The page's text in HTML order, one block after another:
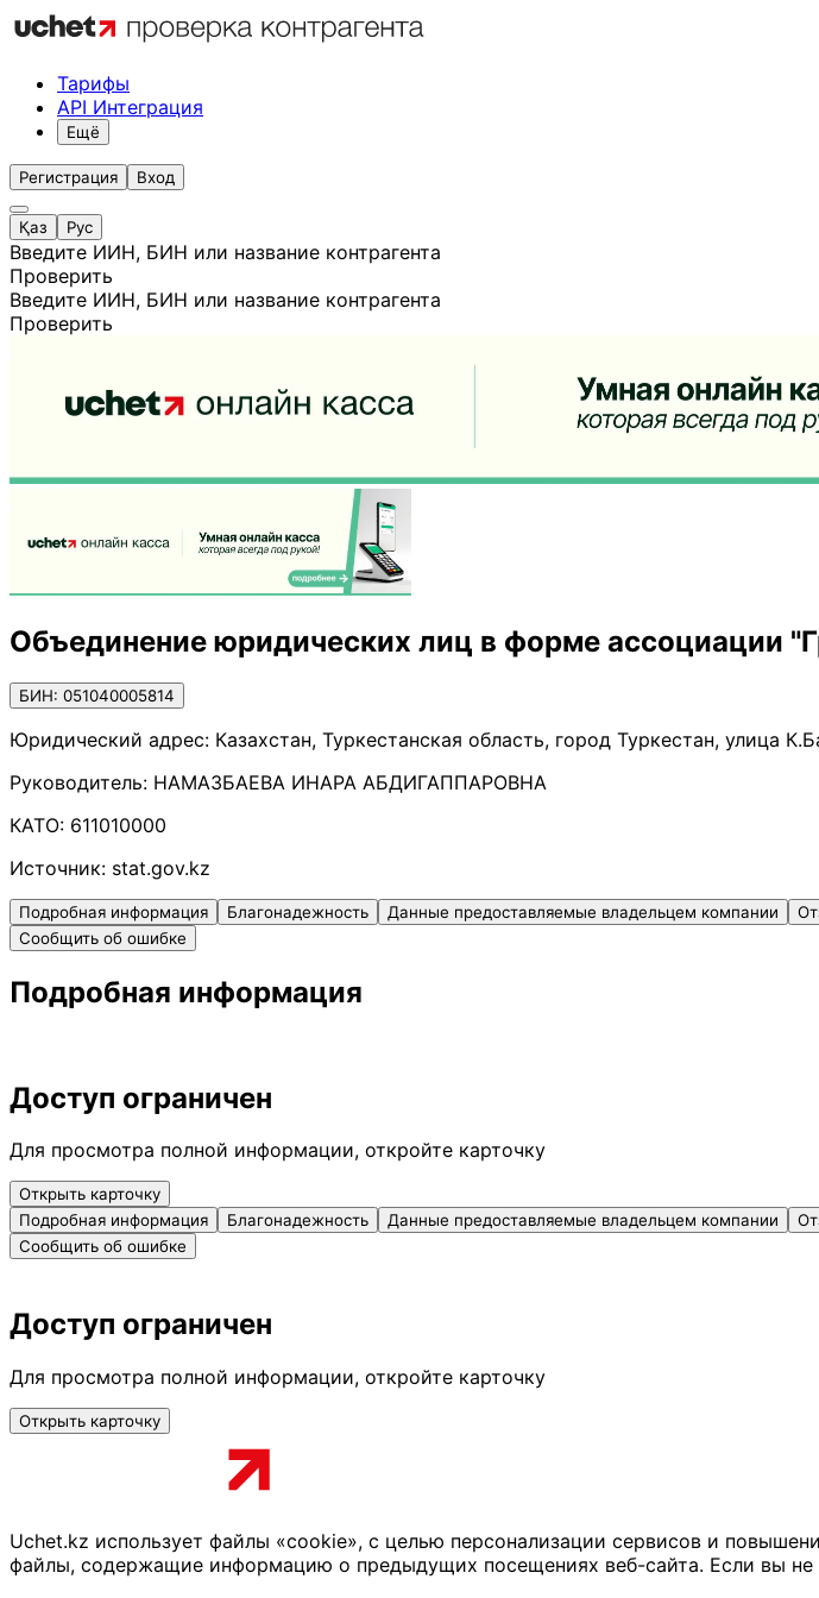
Тарифы
API Интеграция
Ещё
Регистрация Вход
Қаз Рус
Введите ИИН, БИН или название контрагента
Проверить
Введите ИИН, БИН или название контрагента
Проверить
Объединение юридических лиц в форме ассоциации
БИН: 051040005814
Юридический адрес: Казахстан, Туркестанская область, город Туркестан, улица
Руководитель: НАМАЗБАЕВА ИНАРА АБДИГАППАРОВНА
КАТО: 611010000
Источник: stat.gov.kz
Подробная информация Благонадежность Данные предоставляемые владельцем компании
Сообщить об ошибке
Подробная информация
Доступ ограничен
Для просмотра полной информации, откройте карточку
Открыть карточку
Подробная информация
Благонадежность Данные предоставляемые владельцем компании
Сообщить об ошибке
Доступ ограничен
Для просмотра полной информации, откройте карточку
Открыть карточку
Uchet.kz использует файлы «cookie», с целью персонализации сервисов и
файлы, содержащие информацию о предыдущих посещениях веб-сайта. Если вы не